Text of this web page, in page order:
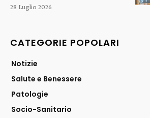
28 Luglio 2026
CATEGORIE POPOLARI
Notizie
Salute e Benessere
Patologie
Socio-Sanitario